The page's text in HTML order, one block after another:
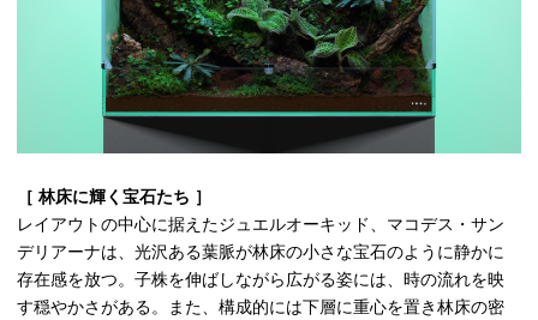
［ 林床に輝く宝石たち ］
レイアウトの中心に据えたジュエルオーキッド、マコデス・サン
デリアーナは、光沢ある葉脈が林床の小さな宝石のように静かに
存在感を放つ。子株を伸ばしながら広がる姿には、時の流れを映
す穏やかさがある。また、構成的には下層に重心を置き林床の密